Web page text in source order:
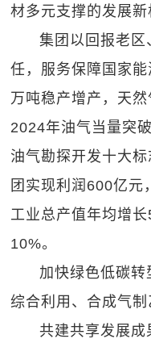
材多元支撑的发展新
集团以回报老
任，服务保障国家
万吨稳产增产，天
2024年油气当量突
油气勘探开发十大
团实现利润600亿元
工业总产值年均增
10%。
加快绿色低碳
综合利用、合成气制
共建共享发展成